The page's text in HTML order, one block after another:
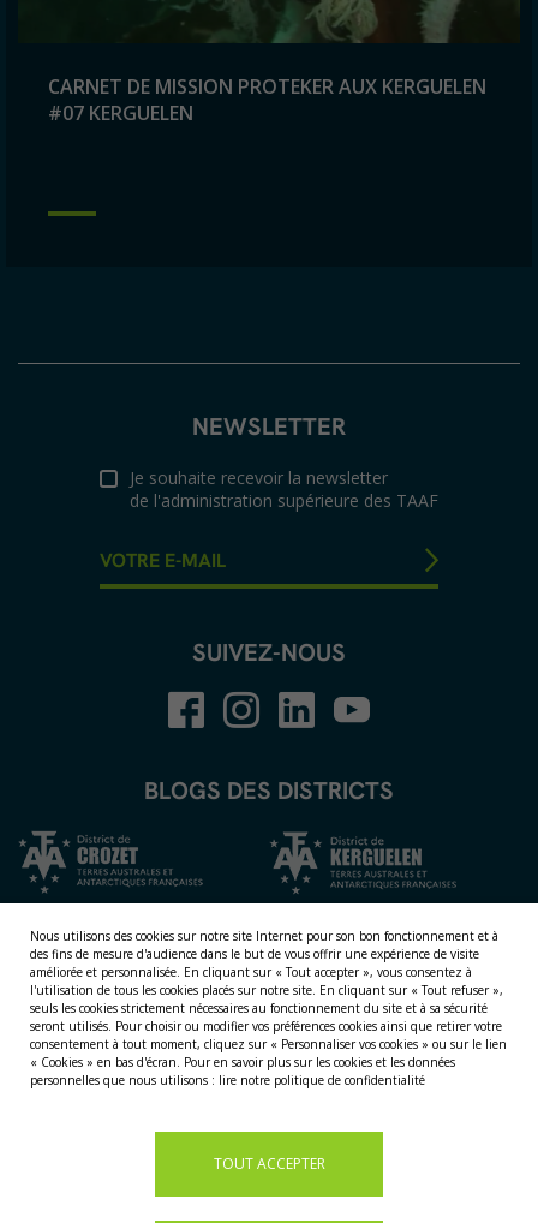
CARNET DE MISSION PROTEKER AUX KERGUELEN
#07 KERGUELEN
NEWSLETTER
Je souhaite recevoir la newsletter
de l'administration supérieure des TAAF
SUIVEZ-NOUS
BLOGS DES DISTRICTS
NOS TERRITOIRES
Nous utilisons des cookies sur notre site Internet pour son bon fonctionnement et à
des fins de mesure d'audience dans le but de vous offrir une expérience de visite
améliorée et personnalisée. En cliquant sur « Tout accepter », vous consentez à
l'utilisation de tous les cookies placés sur notre site. En cliquant sur « Tout refuser »,
seuls les cookies strictement nécessaires au fonctionnement du site et à sa sécurité
seront utilisés. Pour choisir ou modifier vos préférences cookies ainsi que retirer votre
consentement à tout moment, cliquez sur « Personnaliser vos cookies » ou sur le lien
« Cookies » en bas d'écran. Pour en savoir plus sur les cookies et les données
personnelles que nous utilisons : lire notre politique de confidentialité
TOUT ACCEPTER